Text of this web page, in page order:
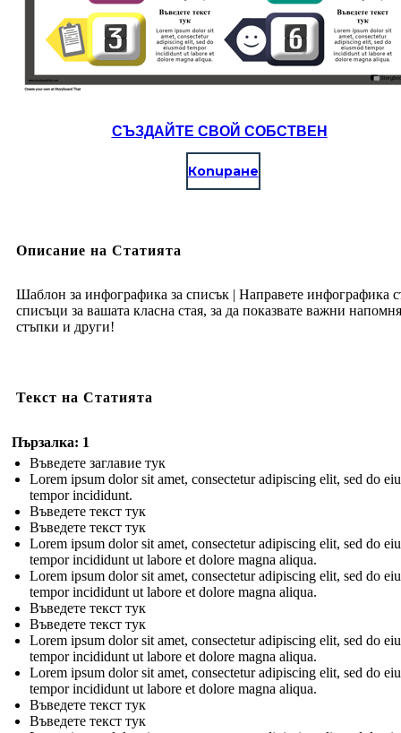
СЪЗДАЙТЕ СВОЙ СОБСТВЕН
Копиране
Описание на Статията
Шаблон за инфографика за списък | Направете инфографика
списъци за вашата класна стая, за да показвате важни
стъпки и други!
Текст на Статията
Пързалка: 1
Въведете заглавие тук
Lorem ipsum dolor sit amet, consectetur adipiscing elit, sed do
tempor incididunt.
Въведете текст тук
Въведете текст тук
Lorem ipsum dolor sit amet, consectetur adipiscing elit, sed do
tempor incididunt ut labore et dolore magna aliqua.
Lorem ipsum dolor sit amet, consectetur adipiscing elit, sed do
tempor incididunt ut labore et dolore magna aliqua.
Въведете текст тук
Въведете текст тук
Lorem ipsum dolor sit amet, consectetur adipiscing elit, sed do
tempor incididunt ut labore et dolore magna aliqua.
Lorem ipsum dolor sit amet, consectetur adipiscing elit, sed do
tempor incididunt ut labore et dolore magna aliqua.
Въведете текст тук
Въведете текст тук